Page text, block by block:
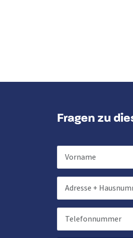
Fragen zu